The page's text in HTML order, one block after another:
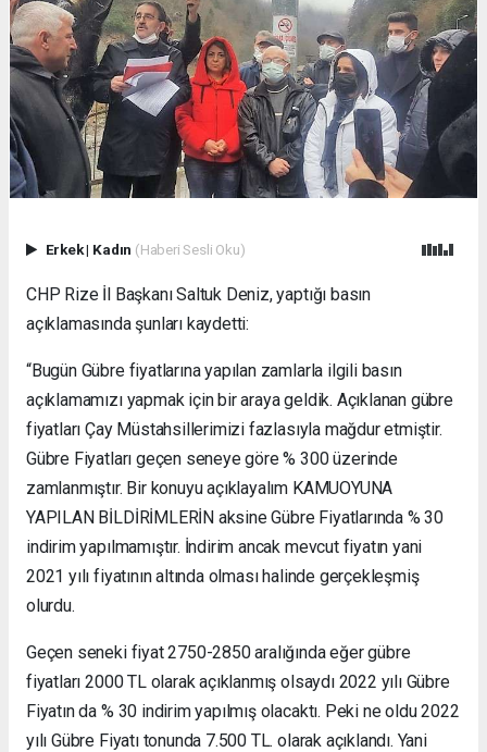
Erkek| Kadın (Haberi Sesli Oku)
CHP Rize İl Başkanı Saltuk Deniz, yaptığı basın
açıklamasında şunları kaydetti:
“Bugün Gübre fiyatlarına yapılan zamlarla ilgili basın
açıklamamızı yapmak için bir araya geldik. Açıklanan gübre
fiyatları Çay Müstahsillerimizi fazlasıyla mağdur etmiştir.
Gübre Fiyatları geçen seneye göre % 300 üzerinde
zamlanmıştır. Bir konuyu açıklayalım KAMUOYUNA
YAPILAN BİLDİRİMLERİN aksine Gübre Fiyatlarında % 30
indirim yapılmamıştır. İndirim ancak mevcut fiyatın yani
2021 yılı fiyatının altında olması halinde gerçekleşmiş
olurdu.
Geçen seneki fiyat 2750-2850 aralığında eğer gübre
fiyatları 2000 TL olarak açıklanmış olsaydı 2022 yılı Gübre
Fiyatın da % 30 indirim yapılmış olacaktı. Peki ne oldu 2022
yılı Gübre Fiyatı tonunda 7.500 TL. olarak açıklandı. Yani